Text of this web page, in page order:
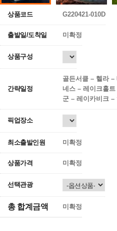
상품코드 G220421-010D
출발일/도착일 미확정
상품구성
간략일정
골든서클 – 헬라
네스 – 레이크홀
군 – 레이카비크 –
픽업장소
최소출발인원 미확정
상품가격 미확정
선택관광
총 합계금액 미확정